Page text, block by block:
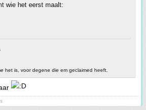
wie het eerst maalt:
het is, voor degene die em geclaimed heeft.